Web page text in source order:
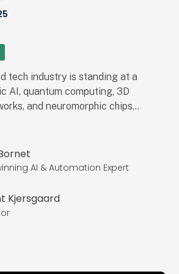
tech industry is standing at a
AI, quantum computing, 3D
and neuromorphic chips
operate, and deliver. But
future, one truth remains:
value when paired with
In this powerful keynote,
of Intelligent Automation
selling book
how organizations
AI & Automation Expert
Kjersgaard